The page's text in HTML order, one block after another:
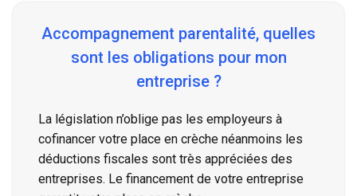
Accompagnement parentalité, quelles
sont les obligations pour mon
entreprise ?
La législation n’oblige pas les employeurs à
cofinancer votre place en crèche néanmoins les
déductions fiscales sont très appréciées des
entreprises. Le financement de votre entreprise